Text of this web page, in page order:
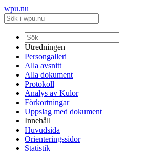
wpu.nu
Utredningen
Persongalleri
Alla avsnitt
Alla dokument
Protokoll
Analys av Kulor
Förkortningar
Uppslag med dokument
Innehåll
Huvudsida
Orienteringssidor
Statistik